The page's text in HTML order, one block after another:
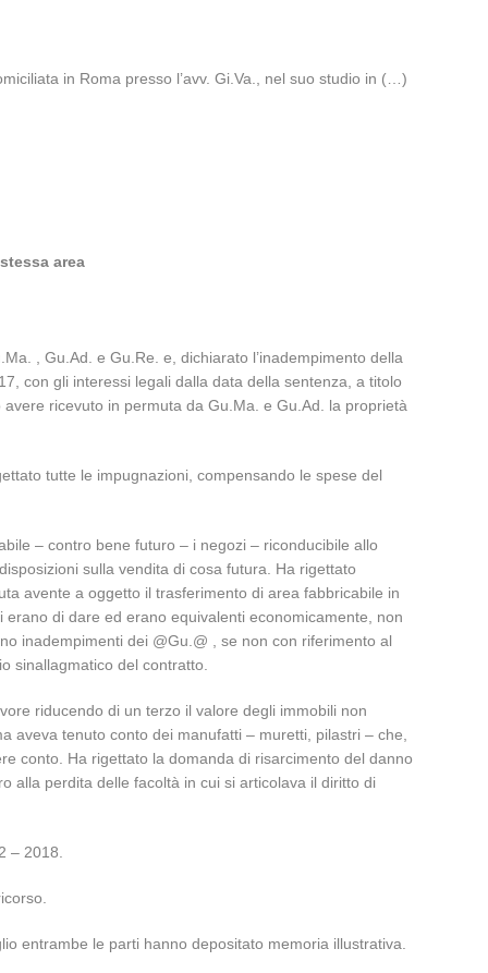
in Roma presso l’avv. Gi.Va., nel suo studio in (…)
area
, Gu.Ad. e Gu.Re. e, dichiarato l’inadempimento della
con gli interessi legali dalla data della sentenza, a titolo
ricevuto in permuta da Gu.Ma. e Gu.Ad. la proprietà
tutte le impugnazioni, compensando le spese del
– contro bene futuro – i negozi – riconducibile allo
sulla vendita di cosa futura. Ha rigettato
avente a oggetto il trasferimento di area fabbricabile in
di dare ed erano equivalenti economicamente, non
inadempimenti dei @Gu.@ , se non con riferimento al
sinallagmatico del contratto.
riducendo di un terzo il valore degli immobili non
aveva tenuto conto dei manufatti – muretti, pilastri – che,
conto. Ha rigettato la domanda di risarcimento del danno
alla perdita delle facoltà in cui si articolava il diritto di
– 2018.
entrambe le parti hanno depositato memoria illustrativa.